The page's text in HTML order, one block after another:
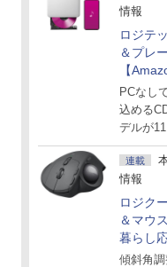
情報
ロジテ
＆プレ
【
Sale】
PCなし
込める
デルが
連載
情報
ロジク
＆マウ
暮らし
傾斜角